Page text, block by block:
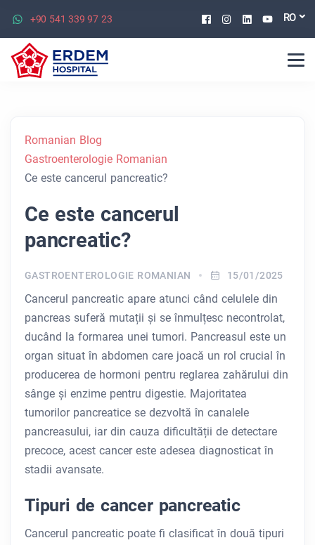
+90 541 339 97 23 Facebook
Instagram
Linkedin
RO
Romanian Blog
Gastroenterologie Romanian
Ce este cancerul pancreatic?
Ce este cancerul
pancreatic?
GASTROENTEROLOGIE ROMANIAN 15/01/2025
Cancerul pancreatic apare atunci când celulele din
pancreas suferă mutații și se înmulțesc necontrolat,
ducând la formarea unei tumori. Pancreasul este un
organ situat în abdomen care joacă un rol crucial în
producerea de hormoni pentru reglarea zahărului din
sânge și enzime pentru digestie. Majoritatea
tumorilor pancreatice se dezvoltă în canalele
pancreasului, iar din cauza dificultății de detectare
precoce, acest cancer este adesea diagnosticat în
stadii avansate.
Tipuri de cancer pancreatic
Cancerul pancreatic poate fi clasificat în două tipuri